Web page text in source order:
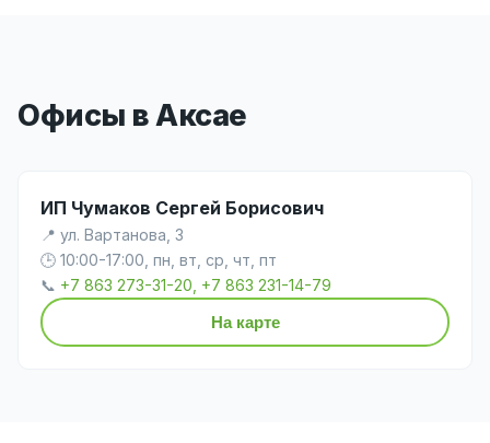
Офисы в Аксае
ИП Чумаков Сергей Борисович
📍 ул. Вартанова, 3
🕒 10:00-17:00, пн, вт, ср, чт, пт
📞 +7 863 273-31-20, +7 863 231-14-79
На карте